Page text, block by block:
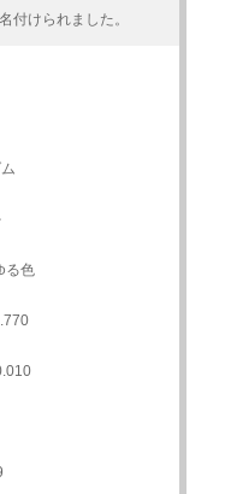
付けられました。
る色